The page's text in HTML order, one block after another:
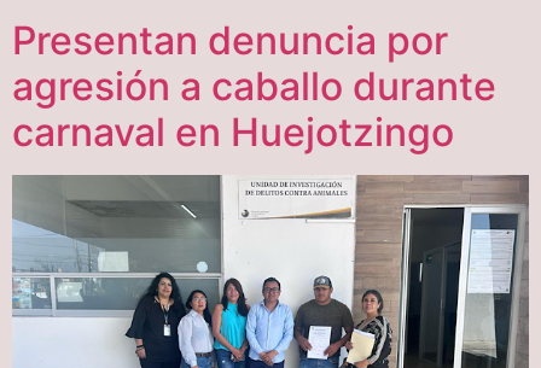
Presentan denuncia por
agresión a caballo durante
carnaval en Huejotzingo